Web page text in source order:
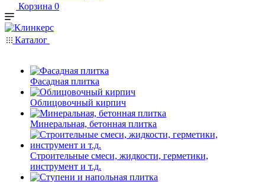
Корзина 0
Каталог
Фасадная плитка
Облицовочный кирпич
Минеральная, бетонная плитка
Строительные смеси, жидкости, герметики,
инструмент и т.д.